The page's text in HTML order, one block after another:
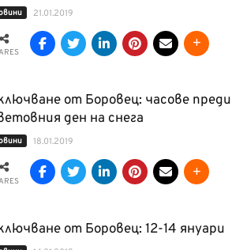
21.01.2019
от Боровец: часове преди
ден на снега
18.01.2019
от Боровец: 12-14 януари